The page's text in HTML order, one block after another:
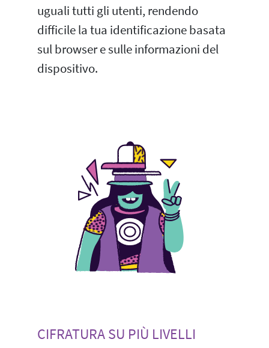
uguali tutti gli utenti, rendendo
difficile la tua identificazione basata
sul browser e sulle informazioni del
dispositivo.
CIFRATURA SU PIÙ LIVELLI